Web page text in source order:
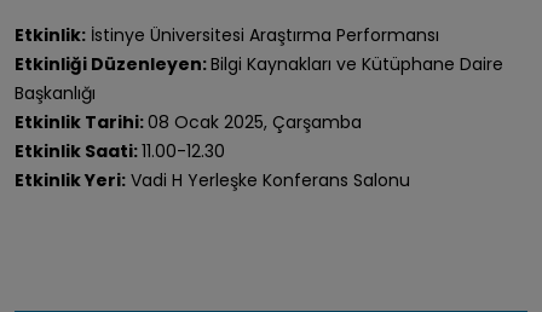
Etkinlik: İstinye Üniversitesi Araştırma Performansı
Etkinliği Düzenleyen:Bilgi Kaynakları ve Kütüphane Daire
Başkanlığı
Etkinlik Tarihi:08 Ocak 2025, Çarşamba
Etkinlik Saati:11.00-12.30
Etkinlik Yeri: Vadi H Yerleşke Konferans Salonu